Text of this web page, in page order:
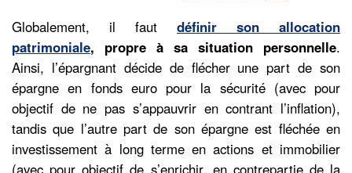
Globalement, il faut définir son allocation
patrimoniale, propre à sa situation personnelle.
Ainsi, l’épargnant décide de flécher une part de son
épargne en fonds euro pour la sécurité (avec pour
objectif de ne pas s’appauvrir en contrant l’inflation),
tandis que l’autre part de son épargne est fléchée en
investissement à long terme en actions et immobilier
(avec pour objectif de s’enrichir, en contrepartie de la